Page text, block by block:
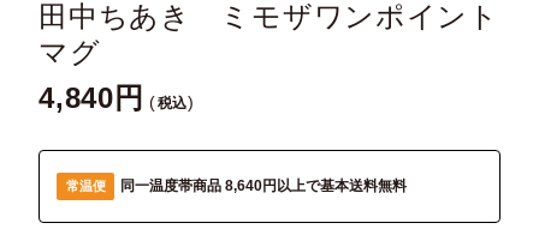
田中ちあき ミモザワンポイント
マグ
4,840 税込
常温便 同一温度帯商品 8,640円以上で基本送料無料